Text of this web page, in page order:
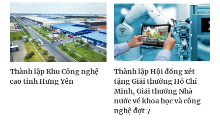
Thành lập Khu Công nghệ
cao tỉnh Hưng Yên
Thành lập Hội đồng xét
tặng Giải thưởng Hồ Chí
Minh, Giải thưởng Nhà
nước về khoa học và công
nghệ đợt 7